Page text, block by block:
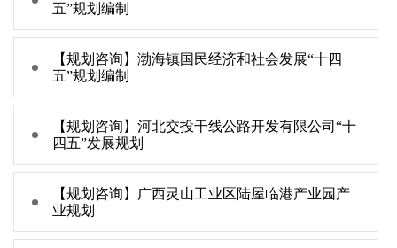
五”规划编制
【规划咨询】渤海镇国民经济和社会发展“十四
五”规划编制
【规划咨询】河北交投干线公路开发有限公司“十
四五”发展规划
【规划咨询】广西灵山工业区陆屋临港产业园产
业规划